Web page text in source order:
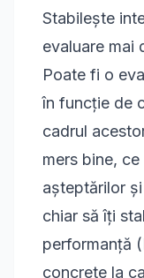
Stabilește
evaluare mai
Poate fi o
în funcție de
cadrul
mers bine,
așteptărilor
chiar să îți
performanță
concrete la